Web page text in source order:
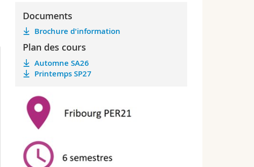
Documents
Brochure d'information
Plan des cours
Automne SA26
Printemps SP27